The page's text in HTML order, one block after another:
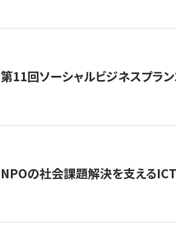
第11回ソーシャルビジネスプラ
NPOの社会課題解決を支える